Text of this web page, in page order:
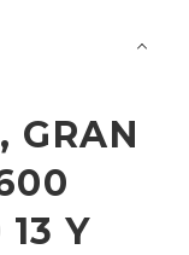
GRAN
Y